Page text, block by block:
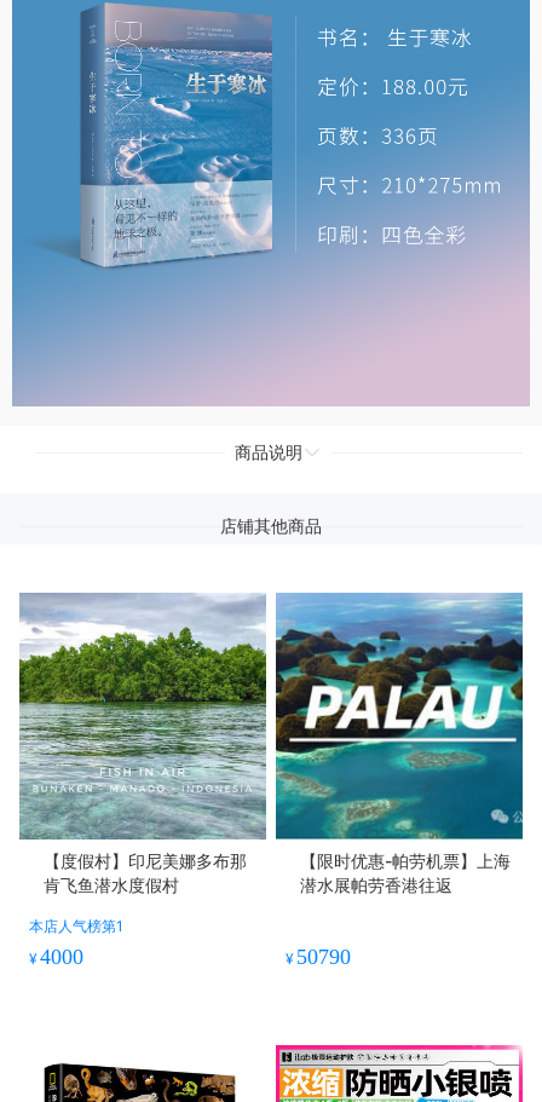
商品说明
店铺其他商品
【度假村】印尼美娜多布那
肯飞鱼潜水度假村
本店人气榜第1
¥4000
【限时优惠-帕劳机票】上海
潜水展帕劳香港往返
¥ 50790